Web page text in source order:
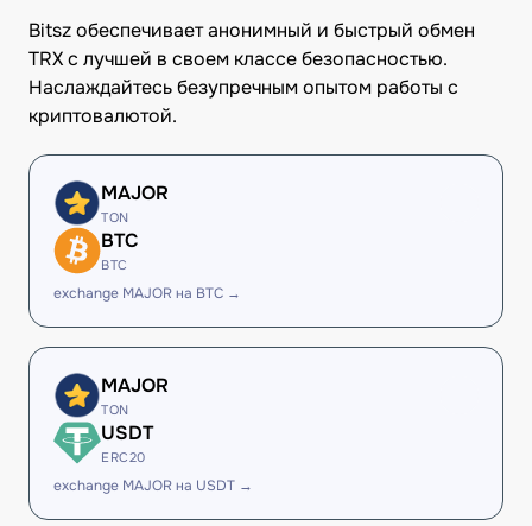
Bitsz обеспечивает анонимный и быстрый обмен
TRX с лучшей в своем классе безопасностью.
Наслаждайтесь безупречным опытом работы с
криптовалютой.
MAJOR
TON
BTC
BTC
exchange MAJOR на BTC →
MAJOR
TON
USDT
ERC20
exchange MAJOR на USDT →